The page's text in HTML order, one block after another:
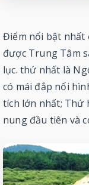
Điểm nổi bật nhất
được Trung Tâm
lục. thứ nhất là
có mái đắp nổi
tích lớn nhất; Thứ
nung đầu tiên và